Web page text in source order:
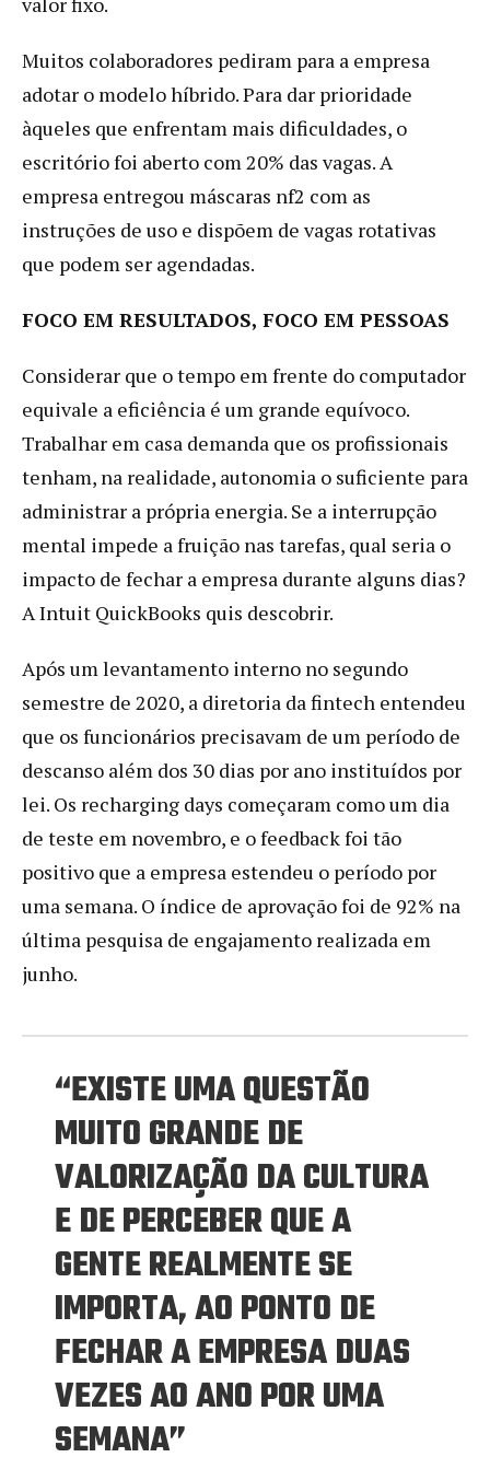
Muitos colaboradores pediram para a empresa
adotar o modelo híbrido. Para dar prioridade
àqueles que enfrentam mais dificuldades, o
escritório foi aberto com 20% das vagas. A
empresa entregou máscaras nf2 com as
instruções de uso e dispõem de vagas rotativas
que podem ser agendadas.
FOCO EM RESULTADOS, FOCO EM PESSOAS
Considerar que o tempo em frente do computador
equivale a eficiência é um grande equívoco.
Trabalhar em casa demanda que os profissionais
tenham, na realidade, autonomia o suficiente para
administrar a própria energia. Se a interrupção
mental impede a fruição nas tarefas, qual seria o
impacto de fechar a empresa durante alguns dias?
A Intuit QuickBooks quis descobrir.
Após um levantamento interno no segundo
semestre de 2020, a diretoria da fintech entendeu
que os funcionários precisavam de um período de
descanso além dos 30 dias por ano instituídos por
lei. Os recharging days começaram como um dia
de teste em novembro, e o feedback foi tão
positivo que a empresa estendeu o período por
uma semana. O índice de aprovação foi de 92% na
última pesquisa de engajamento realizada em
junho.
“EXISTE UMA QUESTÃO
MUITO GRANDE DE
VALORIZAÇÃO DA CULTURA
E DE PERCEBER QUE A
GENTE REALMENTE SE
IMPORTA, AO PONTO DE
FECHAR A EMPRESA DUAS
VEZES AO ANO POR UMA
SEMANA”